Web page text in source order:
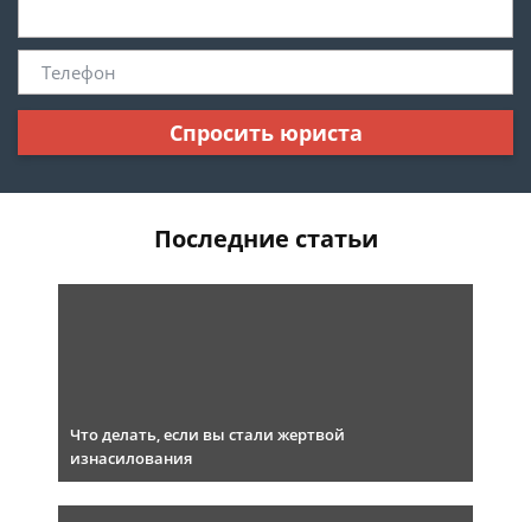
Спросить юриста
Последние статьи
Что делать, если вы стали жертвой
изнасилования